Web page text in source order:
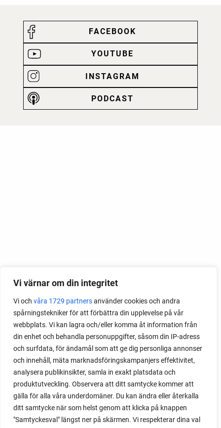
Vi värnar om din integritet
Vi och våra 1729 partnersanvänder cookies och andra
spårningstekniker för att förbättra din upplevelse på vår
webbplats. Vi kan lagra och/eller komma åt information från
din enhet och behandla personuppgifter, såsom din IP-adress
och surfdata, för ändamål som att ge dig personliga annonser
och innehåll, mäta marknadsföringskampanjers effektivitet,
analysera publikinsikter, samla in exakt platsdata och
produktutveckling. Observera att ditt samtycke kommer att
gälla för alla våra underdomäner. Du kan ändra eller återkalla
ditt samtycke när som helst genom att klicka på knappen
"Samtyckesval" längst ner på skärmen. Vi respekterar dina val
FACEBOOK
YOUTUBE
INSTAGRAM
PODCAST